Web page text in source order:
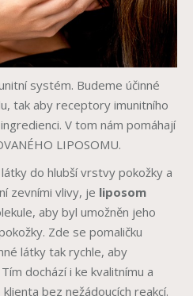
systém. Budeme účinné
tak aby receptory imunitního
V tom nám pomáhají
LIPOSOMU.
do hlubší vrstvy pokožky a
zevními vlivy, je liposom
aby byl umožněn jeho
Zde se pomaličku
látky tak rychle, aby
dochází i ke kvalitnímu a
bez nežádoucích reakcí.